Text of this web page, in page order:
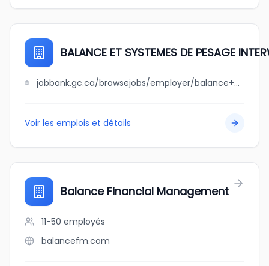
BALANCE ET SYSTEMES DE PESAGE
jobbank.gc.ca/browsejobs/employer/balance+et+systemes+de+pesage+interweigh+montreal/ca
Voir les emplois et détails
Balance Financial Management
11-50 employés
balancefm.com